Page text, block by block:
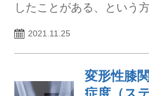
したことがある、という
2021.11.25
変形性膝